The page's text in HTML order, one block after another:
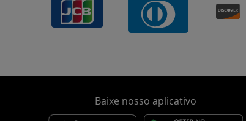
Baixe nosso aplicativo